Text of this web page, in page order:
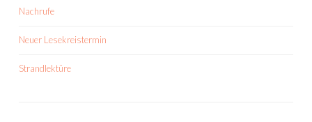
Nachrufe
Neuer Lesekreistermin
Strandlektüre